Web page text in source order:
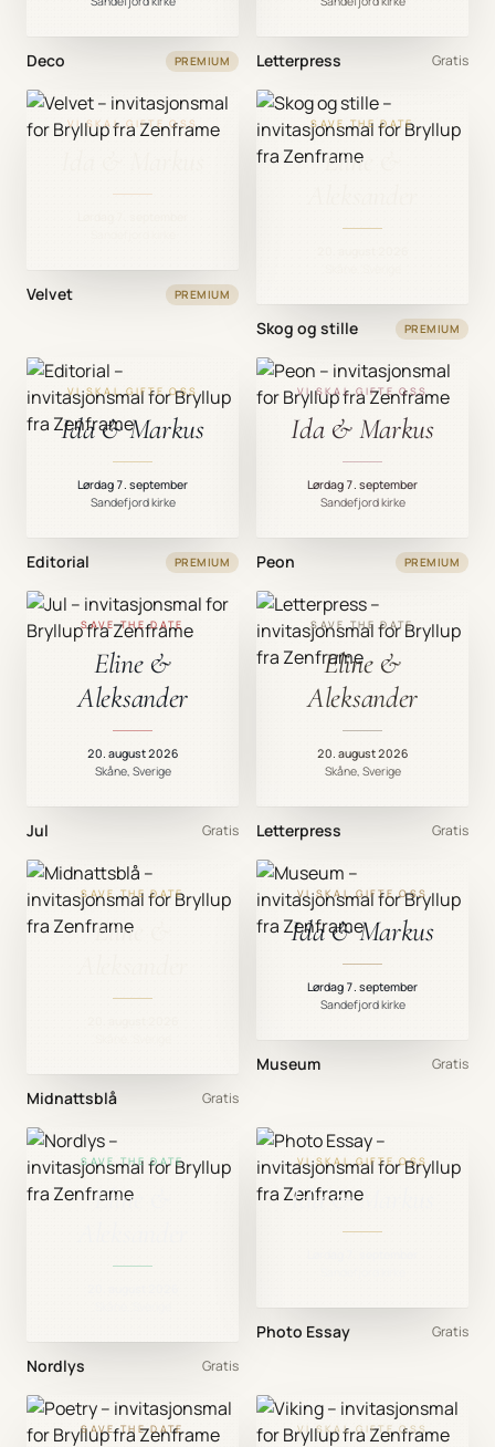
Deco PREMIUM Letterpress Gratis
VI SKAL GIFTE OSS
Velvet PREMIUM
SAVE THE DATE
Eline &
Skog og stille PREMIUM
VI SKAL GIFTE OSS
Ida & Markus
Lørdag 7. september
Sandefjord kirke
Editorial PREMIUM
VI SKAL GIFTE OSS
Ida & Markus
Lørdag 7. september
Sandefjord kirke
Peon PREMIUM
SAVE THE DATE
Eline &
Aleksander
20. august 2026
Skåne, Sverige
Jul Gratis
SAVE THE DATE
Eline &
Aleksander
20. august 2026
Skåne, Sverige
Letterpress Gratis
SAVE THE DATE
Eline &
Midnattsblå Gratis
VI SKAL GIFTE OSS
Ida & Markus
Lørdag 7. september
Sandefjord kirke
Museum Gratis
SAVE THE DATE
Eline &
Nordlys Gratis
VI SKAL GIFTE OSS
Ida & Markus
Photo Essay Gratis
SAVE THE DATE VI SKAL GIFTE OSS